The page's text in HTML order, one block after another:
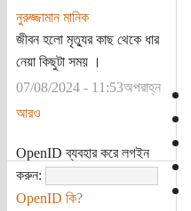
নুরুজ্জামান মানিক
জীবন হলো মৃত্যুর কাছ থেকে ধার
নেয়া কিছুটা সময় ।
07/08/2024 - 11:53অপরাহ্ন
আরও
OpenID ব্যবহার করে লগইন
করুন:
OpenID কি?